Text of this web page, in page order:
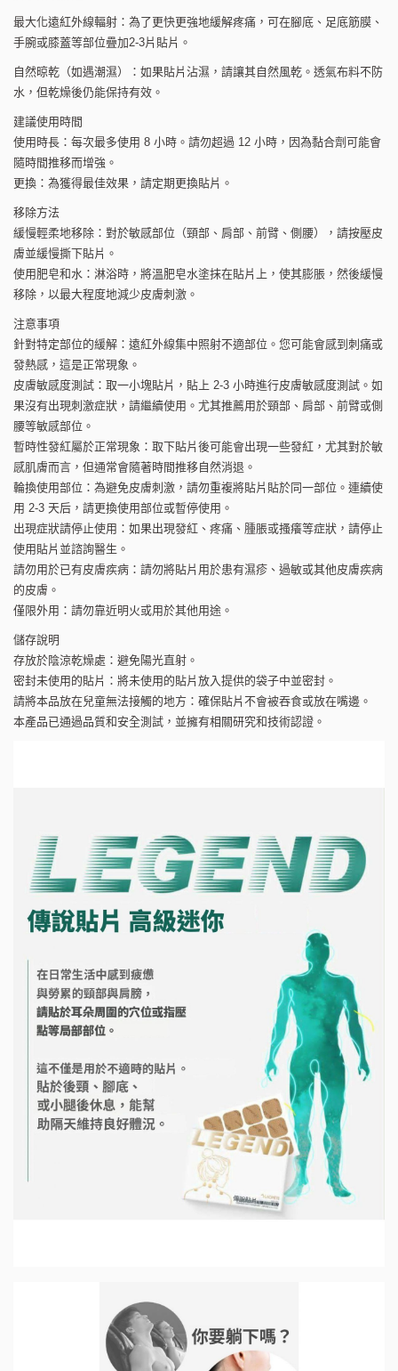
最大化遠紅外線輻射：為了更快更強地緩解疼痛，可在腳底、足底筋膜、
手腕或膝蓋等部位疊加2-3片貼片。
自然晾乾（如遇潮濕）：如果貼片沾濕，請讓其自然風乾。透氣布料不防
水，但乾燥後仍能保持有效。
建議使用時間
使用時長：每次最多使用 8 小時。請勿超過 12 小時，因為黏合劑可能會
隨時間推移而增強。
更換：為獲得最佳效果，請定期更換貼片。
移除方法
緩慢輕柔地移除：對於敏感部位（頸部、肩部、前臂、側腰），請按壓皮
膚並緩慢撕下貼片。
使用肥皂和水：淋浴時，將溫肥皂水塗抹在貼片上，使其膨脹，然後緩慢
移除，以最大程度地減少皮膚刺激。
注意事項
針對特定部位的緩解：遠紅外線集中照射不適部位。您可能會感到刺痛或
發熱感，這是正常現象。
皮膚敏感度測試：取一小塊貼片，貼上 2-3 小時進行皮膚敏感度測試。如
果沒有出現刺激症狀，請繼續使用。尤其推薦用於頸部、肩部、前臂或側
腰等敏感部位。
暫時性發紅屬於正常現象：取下貼片後可能會出現一些發紅，尤其對於敏
感肌膚而言，但通常會隨著時間推移自然消退。
輪換使用部位：為避免皮膚刺激，請勿重複將貼片貼於同一部位。連續使
用 2-3 天后，請更換使用部位或暫停使用。
出現症狀請停止使用：如果出現發紅、疼痛、腫脹或搔癢等症狀，請停止
使用貼片並諮詢醫生。
請勿用於已有皮膚疾病：請勿將貼片用於患有濕疹、過敏或其他皮膚疾病
的皮膚。
僅限外用：請勿靠近明火或用於其他用途。
儲存說明
存放於陰涼乾燥處：避免陽光直射。
密封未使用的貼片：將未使用的貼片放入提供的袋子中並密封。
請將本品放在兒童無法接觸的地方：確保貼片不會被吞食或放在嘴邊。
本產品已通過品質和安全測試，並擁有相關研究和技術認證。